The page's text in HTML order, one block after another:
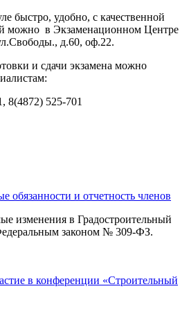
быстро, удобно, с качественной
можно в Экзаменационном Центре
д.60, оф.22.
и сдачи экзамена можно
525-701
обязанности и отчетность членов
изменения в Градостроительный
законом № 309-ФЗ.
в конференции «Строительный